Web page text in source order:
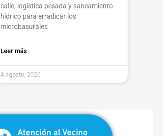
calle, logística pesada y saneamiento
hídrico para erradicar los
microbasurales
Leer más
4 agosto, 2026